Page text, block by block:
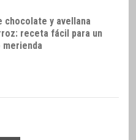
chocolate y avellana
receta fácil para un
merienda